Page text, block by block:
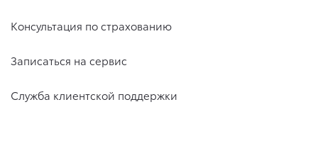
Консультация по страхованию
Записаться на сервис
Служба клиентской поддержки